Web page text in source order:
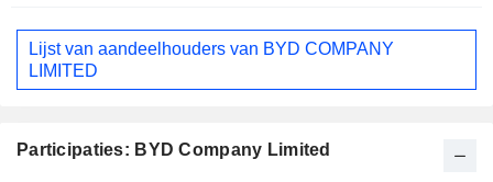
Lijst van aandeelhouders van BYD COMPANY
LIMITED
Participaties: BYD Company Limited